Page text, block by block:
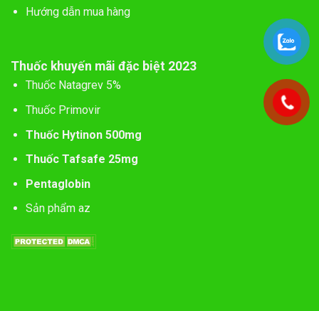
Hướng dẫn mua hàng
Thuốc khuyến mãi đặc biệt 2023
Thuốc Natagrev 5%
Thuốc Primovir
Thuốc Hytinon 500mg
Thuốc Tafsafe 25mg
Pentaglobin
Sản phẩm az